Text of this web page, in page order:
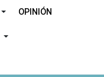
OPINIÓN